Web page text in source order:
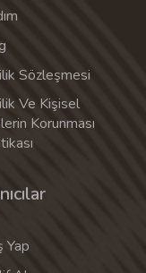
Sözleşmesi
Ve Kişisel
Korunması
Yap